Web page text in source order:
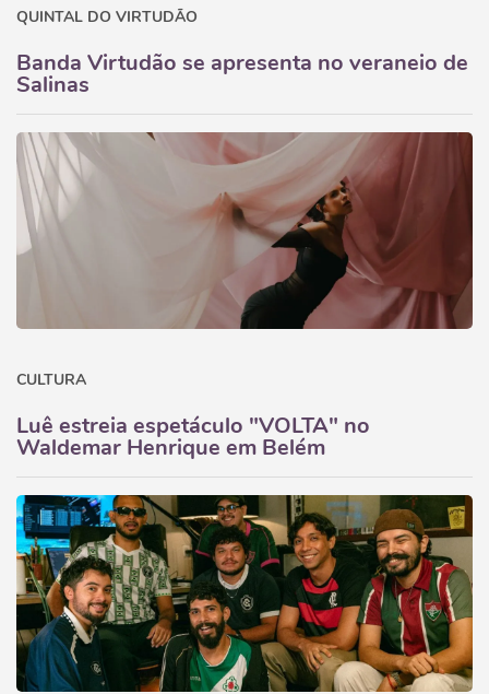
QUINTAL DO VIRTUDÃO
Banda Virtudão se apresenta no veraneio de
Salinas
CULTURA
Luê estreia espetáculo "VOLTA" no
Waldemar Henrique em Belém